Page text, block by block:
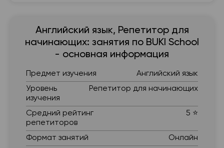
Английский язык, Репетитор для
начинающих: занятия по BUKI School
- основная информация
Предмет изучения
Английский язык
Уровень
изучения
Репетитор для начинающих
Средний рейтинг
репетиторов
5 ⭐
Формат занятий
Онлайн